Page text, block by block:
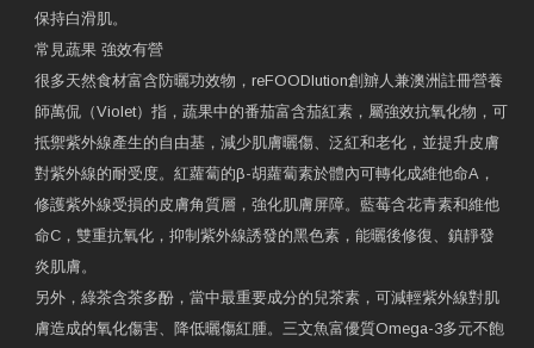
保持白滑肌。
常見蔬果 強效有營
很多天然食材富含防曬功效物，reFOODlution創辧人兼澳洲註冊營養
師萬侃（Violet）指，蔬果中的番茄富含茄紅素，屬強效抗氧化物，可
抵禦紫外線產生的自由基，減少肌膚曬傷、泛紅和老化，並提升皮膚
對紫外線的耐受度。紅蘿蔔的β-胡蘿蔔素於體內可轉化成維他命A，
修護紫外線受損的皮膚角質層，強化肌膚屏障。藍莓含花青素和維他
命C，雙重抗氧化，抑制紫外線誘發的黑色素，能曬後修復、鎮靜發
炎肌膚。
另外，綠茶含茶多酚，當中最重要成分的兒茶素，可減輕紫外線對肌
膚造成的氧化傷害、降低曬傷紅腫。三文魚富優質Omega-3多元不飽